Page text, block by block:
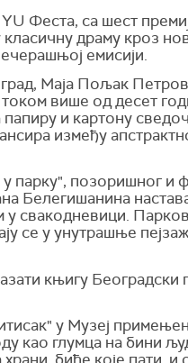
Феста, са шест
класичну драму кроз
емисији.
Маја Пољак
више од десет
и картону
између
парку", позоришног и
Белегишанина
свакодневици.
се у унутрашње
књигу Београдски
у Музеј
као глумца на бини